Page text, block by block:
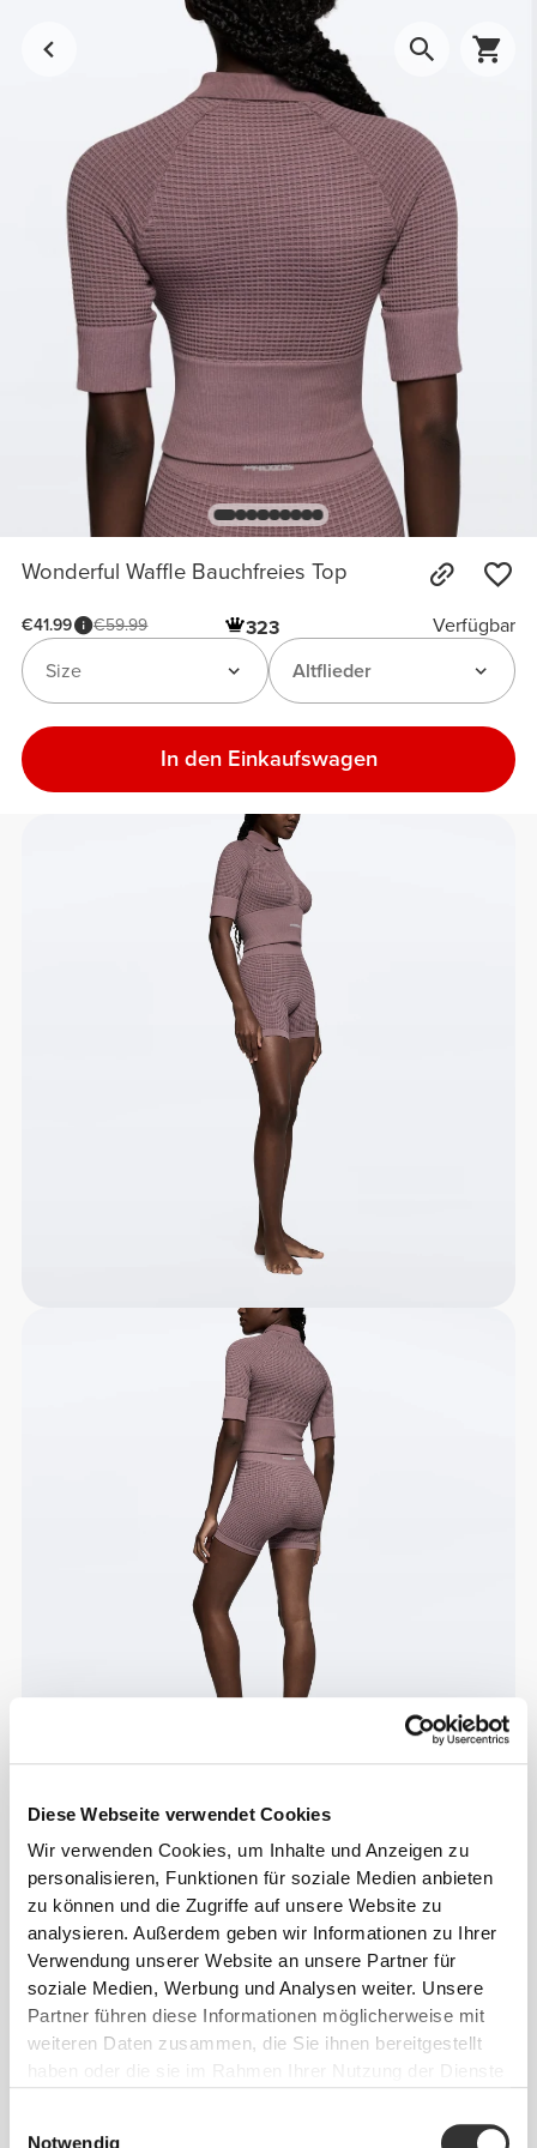
Diese Webseite verwendet Cookies
Wir verwenden Cookies, um Inhalte und Anzeigen zu
personalisieren, Funktionen für soziale Medien anbieten
zu können und die Zugriffe auf unsere Website zu
analysieren. Außerdem geben wir Informationen zu Ihrer
Verwendung unserer Website an unsere Partner für
soziale Medien, Werbung und Analysen weiter. Unsere
Partner führen diese Informationen möglicherweise mit
weiteren Daten zusammen, die Sie ihnen bereitgestellt
haben oder die sie im Rahmen Ihrer Nutzung der Dienste
Notwendig
Wonderful Waffle Bauchfreies Top
€41.99 €59.99 323
Verfügbar
Altflieder
Size
In den Einkaufswagen